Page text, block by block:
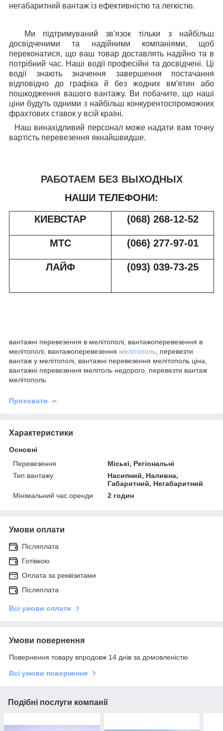
негабаритний вантаж із ефективністю та легкістю.
Ми підтримуваний зв'язок тільки з найбільш
досвідченими та надійними компаніями, щоб
переконатися, що ваш товар доставлять надійно та в
потрібний час. Наші водії професійні та досвідчені. Ці
водії знають значення завершення постачання
відповідно до графіка й без жодних вм'ятин або
пошкодження вашого вантажу. Ви побачите, що наші
ціни будуть одними з найбільш конкурентоспроможних
фрахтових ставок у всій країні.
Наш винахідливий персонал може надати вам точну
вартість перевезення якнайшвидше.
РАБОТАЕМ БЕЗ ВЫХОДНЫХ
НАШИ ТЕЛЕФОНИ:
КИЕВСТАР
(068) 268-12-52
МТС (066) 277-97-01
ЛАЙФ (093) 039-73-25
вантажні перевезення в мелітополі, вантажоперевезення в
мелітополі, вантажоперевезення мелітополь , перевезти
вантаж у мелітополі, вантажні перевезення мелітополь ціна,
вантажні перевезення мелітоль недорого, перевезти вантаж
мелітополь
Приховати
Характеристики
Основні
Перевезення
Міські, Регіональні
Тип вантажу
Насипний, Наливна,
Габаритний, Негабаритний
Мінімальний час оренди
2 годин
Умови оплати
Післяплата
Готівкою
Оплата за реквізитами
Післяплата
Всі умови оплати
Умови повернення
Повернення товару впродовж 14 днів за домовленістю
Всі умови повернення
Подібні послуги компанії